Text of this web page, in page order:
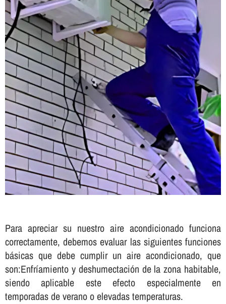
Para apreciar su nuestro aire acondicionado funciona
correctamente, debemos evaluar las siguientes funciones
básicas que debe cumplir un aire acondicionado, que
son:Enfrí­amiento y deshumectación de la zona habitable,
siendo aplicable este efecto especialmente en
temporadas de verano o elevadas temperaturas.